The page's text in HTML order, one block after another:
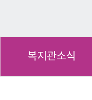
복지관소식